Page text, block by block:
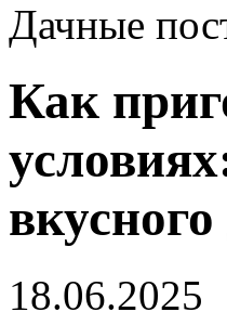
Дачные
Как
вкусного
18.06.2025